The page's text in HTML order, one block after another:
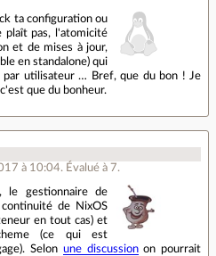
ta configuration ou
plaît pas, l'atomicité
et de mises à jour,
en standalone) qui
par utilisateur … Bref, que du bon ! Je
que du bonheur.
à 10:04. Évalué à 7.
, le gestionnaire de
de NixOS
en tout cas) et
(ce qui est
Selon une discussionon pourrait